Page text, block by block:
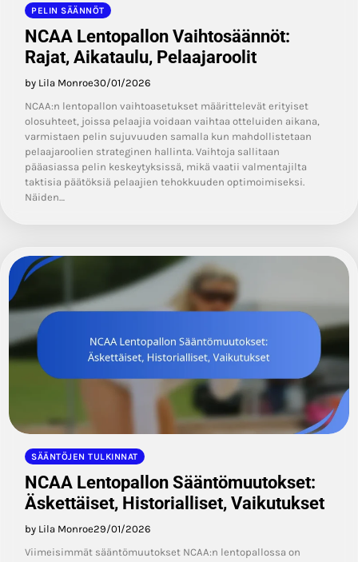
PELIN SÄÄNNÖT
NCAA Lentopallon Vaihtosäännöt:
Rajat, Aikataulu, Pelaajaroolit
by Lila Monroe30/01/2026
NCAA:n lentopallon vaihtoasetukset määrittelevät erityiset
olosuhteet, joissa pelaajia voidaan vaihtaa otteluiden aikana,
varmistaen pelin sujuvuuden samalla kun mahdollistetaan
pelaajaroolien strateginen hallinta. Vaihtoja sallitaan
pääasiassa pelin keskeytyksissä, mikä vaatii valmentajilta
taktisia päätöksiä pelaajien tehokkuuden optimoimiseksi.
Näiden…
SÄÄNTÖJEN TULKINNAT
NCAA Lentopallon Sääntömuutokset:
Äskettäiset, Historialliset, Vaikutukset
by Lila Monroe29/01/2026
Viimeisimmät sääntömuutokset NCAA:n lentopallossa on